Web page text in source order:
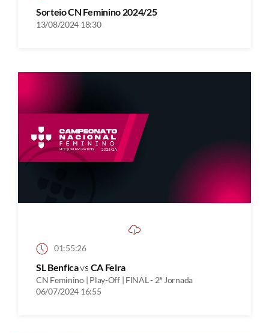
Sorteio CN Feminino 2024/25
13/08/2024 18:30
01:55:26
SL Benficavs CA Feira
CN Feminino | Play-Off | FINAL - 2ª Jornada
06/07/2024 16:55